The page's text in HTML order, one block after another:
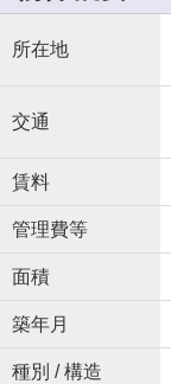
所在地
交通
賃料
管理費等
面積
築年月
種別 / 構造